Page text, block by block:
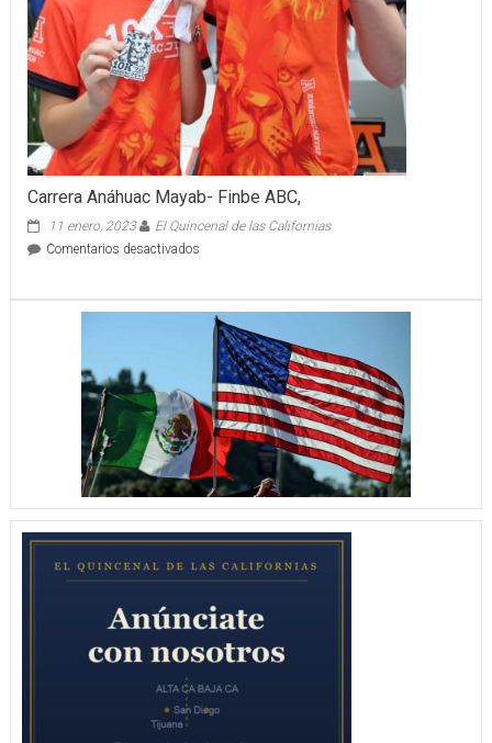
Club,
es
nombrado
Jugador
de
la
Semana
de
la
MLS
Carrera Anáhuac Mayab- Finbe ABC,
11 enero, 2023
El Quincenal de las Californias
Comentarios desactivadosen
Finbe
ABC,